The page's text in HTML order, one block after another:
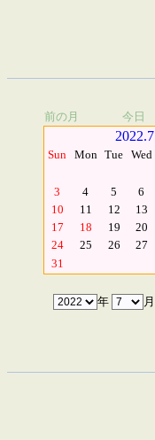
前の月 今日
2022.7
Sun Mon Tue Wed
3
4 5 6
10
11 12 13
17
18 19 20
24
25 26 27
31
年 月